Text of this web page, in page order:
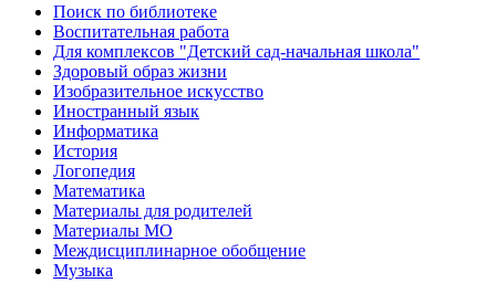
Поиск по библиотеке
Воспитательная работа
Для комплексов "Детский сад-начальная школа"
Здоровый образ жизни
Изобразительное искусство
Иностранный язык
Информатика
История
Логопедия
Математика
Материалы для родителей
Материалы МО
Междисциплинарное обобщение
Музыка